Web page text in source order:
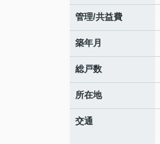
管理/共益費
築年月
総戸数
所在地
交通